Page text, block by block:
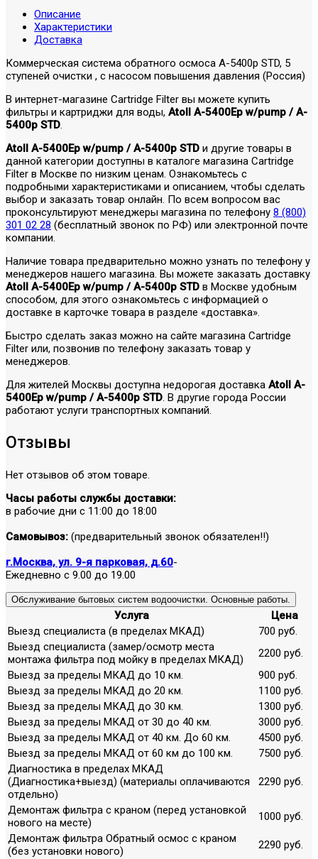
Описание
Характеристики
Доставка
Коммерческая система обратного осмоса A-5400p STD, 5
ступеней очистки , с насосом повышения давления (Россия)
В интернет-магазине Cartridge Filter вы можете купить
фильтры и картриджи для воды, Atoll A-5400Ep w/pump / A-
5400p STD.
Atoll A-5400Ep w/pump / A-5400p STD и другие товары в
данной категории доступны в каталоге магазина Cartridge
Filter в Москве по низким ценам. Ознакомьтесь с
подробными характеристиками и описанием, чтобы сделать
выбор и заказать товар онлайн. По всем вопросом вас
проконсультируют менеджеры магазина по телефону 8 (800)
301 02 28 (бесплатный звонок по РФ) или электронной почте
компании.
Наличие товара предварительно можно узнать по телефону у
менеджеров нашего магазина. Вы можете заказать доставку
Atoll A-5400Ep w/pump / A-5400p STD в Москве удобным
способом, для этого ознакомьтесь с информацией о
доставке в карточке товара в разделе «доставка».
Быстро сделать заказ можно на сайте магазина Cartridge
Filter или, позвонив по телефону заказать товар у
менеджеров.
Для жителей Москвы доступна недорогая доставка Atoll A-
5400Ep w/pump / A-5400p STD. В другие города России
работают услуги транспортных компаний.
Отзывы
Нет отзывов об этом товаре.
Часы работы службы доставки:
в рабочие дни с 11:00 до 18:00
Самовывоз: (предварительный звонок обязателен!!)
г.Москва, ул. 9-я парковая, д.60-
Ежедневно с 9.00 до 19.00
Обслуживание бытовых систем водоочистки. Основные работы.
Услуга
Цена
Выезд специалиста (в пределах МКАД)
700 руб.
Выезд специалиста (замер/осмотр места
монтажа фильтра под мойку в пределах МКАД)
2200 руб.
Выезд за пределы МКАД до 10 км.
900 руб.
Выезд за пределы МКАД до 20 км.
1100 руб.
Выезд за пределы МКАД до 30 км.
1300 руб.
Выезд за пределы МКАД от 30 до 40 км.
3000 руб.
Выезд за пределы МКАД от 40 км. До 60 км.
4500 руб.
Выезд за пределы МКАД от 60 км до 100 км.
7500 руб.
Диагностика в пределах МКАД
(Диагностика+выезд) (материалы оплачиваются
отдельно)
2290 руб.
Демонтаж фильтра с краном (перед установкой
нового на месте)
1000 руб.
Демонтаж фильтра Обратный осмос с краном
(без установки нового)
2290 руб.